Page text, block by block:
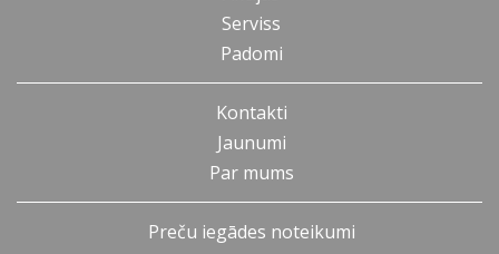
Serviss
Padomi
Kontakti
Jaunumi
Par mums
Preču iegādes noteikumi